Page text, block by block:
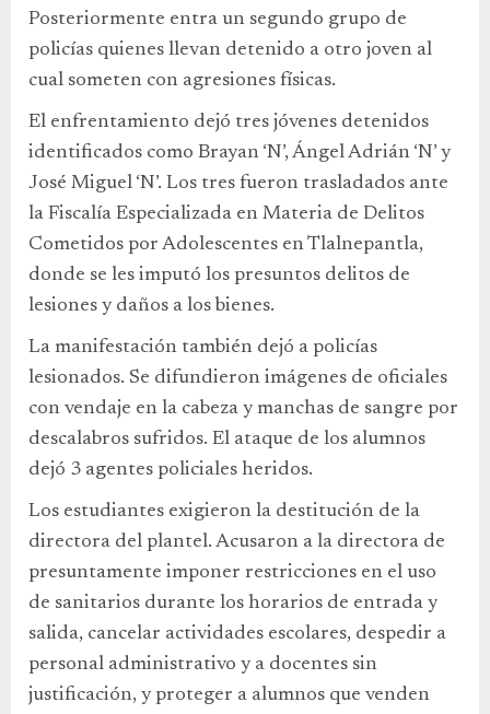
Posteriormente entra un segundo grupo de
policías quienes llevan detenido a otro joven al
cual someten con agresiones físicas.
El enfrentamiento dejó tres jóvenes detenidos
identificados como Brayan ‘N’, Ángel Adrián ‘N’ y
José Miguel ‘N’. Los tres fueron trasladados ante
la Fiscalía Especializada en Materia de Delitos
Cometidos por Adolescentes en Tlalnepantla,
donde se les imputó los presuntos delitos de
lesiones y daños a los bienes.
La manifestación también dejó a policías
lesionados. Se difundieron imágenes de oficiales
con vendaje en la cabeza y manchas de sangre por
descalabros sufridos. El ataque de los alumnos
dejó 3 agentes policiales heridos.
Los estudiantes exigieron la destitución de la
directora del plantel. Acusaron a la directora de
presuntamente imponer restricciones en el uso
de sanitarios durante los horarios de entrada y
salida, cancelar actividades escolares, despedir a
personal administrativo y a docentes sin
justificación, y proteger a alumnos que venden